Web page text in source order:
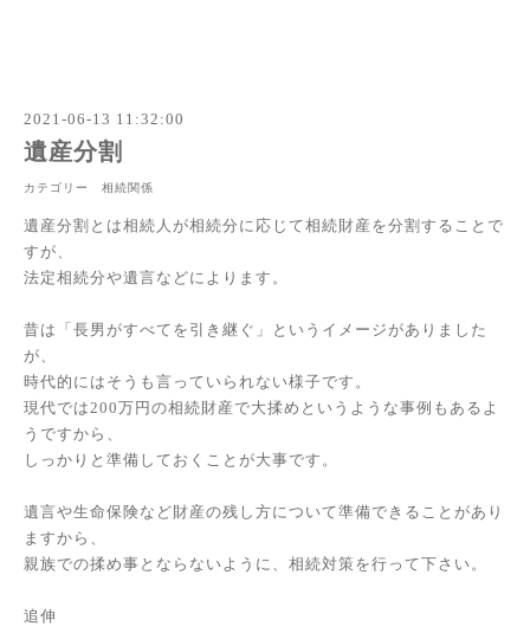
2021-06-13 11:32:00
遺産分割
カテゴリー 相続関係
遺産分割とは相続人が相続分に応じて相続財産を分割することで
すが、
法定相続分や遺言などによります。
昔は「長男がすべてを引き継ぐ」というイメージがありました
が、
時代的にはそうも言っていられない様子です。
現代では200万円の相続財産で大揉めというような事例もあるよ
うですから、
しっかりと準備しておくことが大事です。
遺言や生命保険など財産の残し方について準備できることがあり
ますから、
親族での揉め事とならないように、相続対策を行って下さい。
追伸